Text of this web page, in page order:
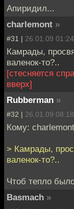
Апиридил...
charlemont »
#31 | 26.01.09 01:24
Камрады,
валенок-то?..
[стесняется
вверх]
Rubberman »
#32 | 26.01.09 08:18
Кому:
> Камрады,
валенок-то?..
Чтоб тепло
Basmach »